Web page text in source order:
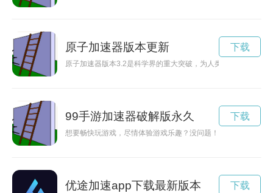
原子加速器版本更新
原子加速器版本3.2是科学界的重大突破，为人类探索未知领域
下载
99手游加速器破解版永久
想要畅快玩游戏，尽情体验游戏乐趣？没问题！九九手游加速
下载
优途加速app下载最新版本 下载